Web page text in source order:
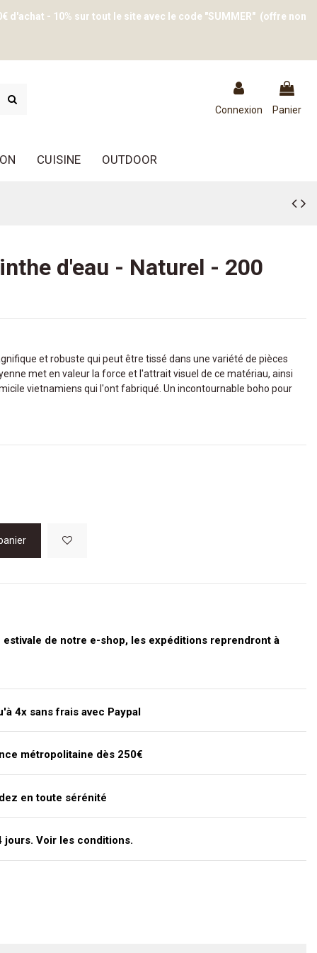
- 10% sur tout le site avec le code "SUMMER" (offre non
Connexion Panier
CUISINE OUTDOOR
d'eau - Naturel - 200
et robuste qui peut être tissé dans une variété de pièces
met en valeur la force et l'attrait visuel de ce matériau, ainsi
vietnamiens qui l'ont fabriqué. Un incontournable boho pour
estivale de notre e-shop, les expéditions reprendront à
4x sans frais avec Paypal
métropolitaine dès 250€
en toute sérénité
jours. Voir les conditions.